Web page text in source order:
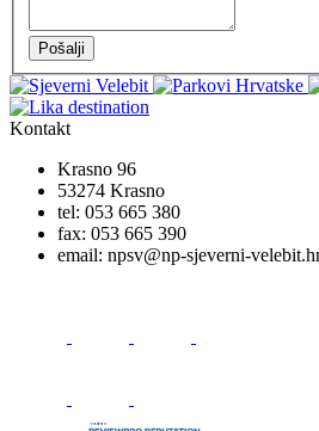
Pošalji
Kontakt
Krasno 96
53274 Krasno
tel: 053 665 380
fax: 053 665 390
email: npsv@np-sjeverni-